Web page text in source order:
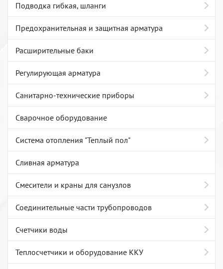
Подводка гибкая, шланги
Предохранительная и защитная арматура
Расширительные баки
Регулирующая арматура
Санитарно-технические приборы
Сварочное оборудование
Система отопления "Теплый пол"
Сливная арматура
Смесители и краны для санузлов
Соединительные части трубопроводов
Счетчики воды
Теплосчетчики и оборудование ККУ